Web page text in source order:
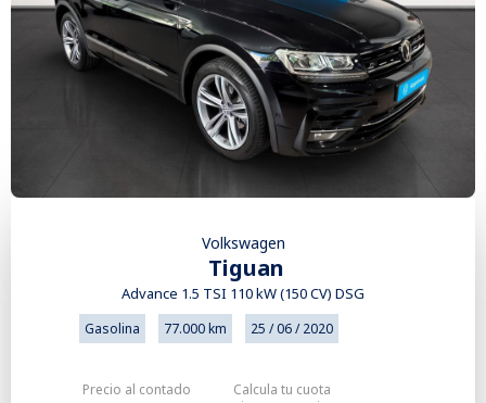
Volkswagen
Tiguan
Advance 1.5 TSI 110 kW (150 CV) DSG
Gasolina 77.000 km 25 / 06 / 2020
Precio al contado
Calcula tu cuota